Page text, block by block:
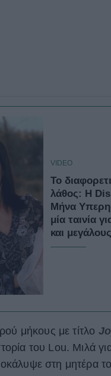
VIDEO
Το
λάθος: Η
Μήνα
μία ταινία
και μεγάλους
μήκους με τίτλο
του Lou. Μιλά
στη μητέρα